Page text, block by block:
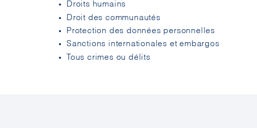
Droits humains
Droit des communautés
Protection des données personnelles
Sanctions internationales et embargos
Tous crimes ou délits